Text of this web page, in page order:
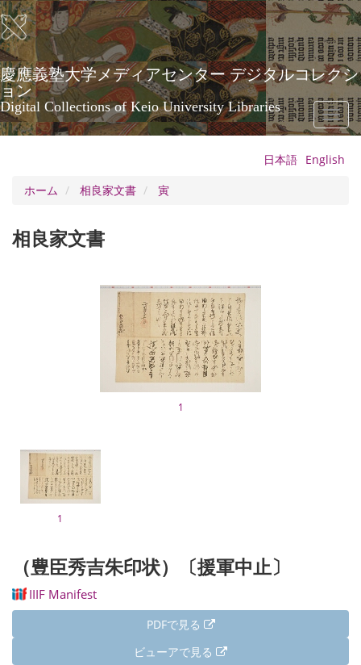
メ
イ
ン
コ
ン
テ
ン
ツ
に
慶應義塾大学メディアセンター デジタルコレクシ
ョン
Digital Collections of Keio University Libraries
Toggle
日本語 English
ホーム
相良家文書 寅
相良家文書
1
1
（豊臣秀吉朱印状）〔援軍中止〕
IIIF Manifest
PDFで見る
ビューアで見る